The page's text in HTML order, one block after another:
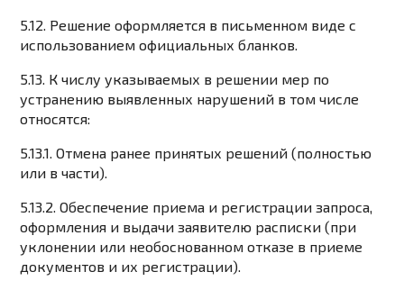
5.12. Решение оформляется в письменном виде с
использованием официальных бланков.
5.13. К числу указываемых в решении мер по
устранению выявленных нарушений в том числе
относятся:
5.13.1. Отмена ранее принятых решений (полностью
или в части).
5.13.2. Обеспечение приема и регистрации запроса,
оформления и выдачи заявителю расписки (при
уклонении или необоснованном отказе в приеме
документов и их регистрации).